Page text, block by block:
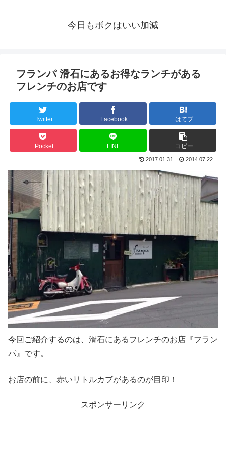
今日もボクはいい加減
フランパ 滑石にあるお得なランチがある
フレンチのお店です
Twitter Facebook はてブ
Pocket LINE コピー
2017.01.31 2014.07.22
今回ご紹介するのは、滑石にあるフレンチのお店『フラン
パ』です。
お店の前に、赤いリトルカブがあるのが目印！
スポンサーリンク